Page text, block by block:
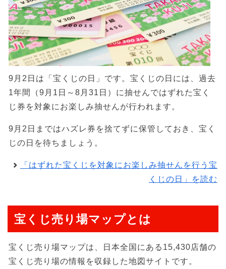
9月2日は「宝くじの日」です。宝くじの日には、過去
1年間（9月1日～8月31日）に抽せんではずれた宝く
じ券を対象にお楽しみ抽せんが行われます。
9月2日まではハズレ券を捨てずに保管しておき、宝く
じの日を待ちましょう。
「はずれた宝くじを対象にお楽しみ抽せんを行う宝
くじの日」を読む
宝くじ売り場マップとは
宝くじ売り場マップは、日本全国にある15,430店舗の
宝くじ売り場の情報を収録した地図サイトです。